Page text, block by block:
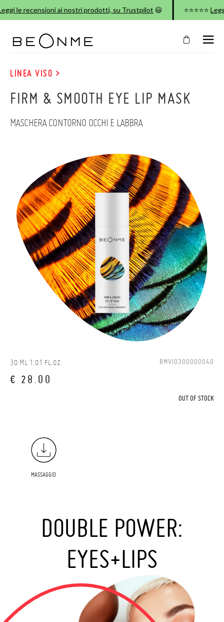
recensioni ai nostri prodotti, su Trustpilot😃 ⭐⭐⭐⭐⭐Leggi le
LINEA VISO >
FIRM & SMOOTH EYE LIP MASK
MASCHERA CONTORNO OCCHI E LABBRA
30 ML 1.01 FL.OZ. BMVI0300000040
€ 28.00
OUT OF STOCK
MASSAGGIO
DOUBLE POWER:
EYES+LIPS
CHIUDI
NEL
TUO
vuoto
CONTINUA LO SHOPPING